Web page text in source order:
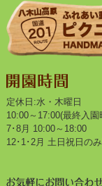
定休日:水・木曜日
10:00～17:00(最終入
7･8月 10:00～18:00
12･1･2月 土日祝日の